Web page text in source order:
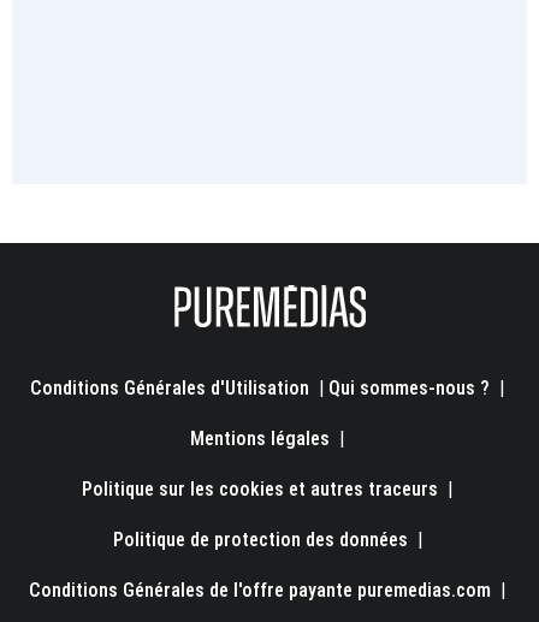
Conditions Générales d'Utilisation | Qui sommes-nous ? |
Mentions légales |
Politique sur les cookies et autres traceurs |
Politique de protection des données |
Conditions Générales de l'offre payante puremedias.com |